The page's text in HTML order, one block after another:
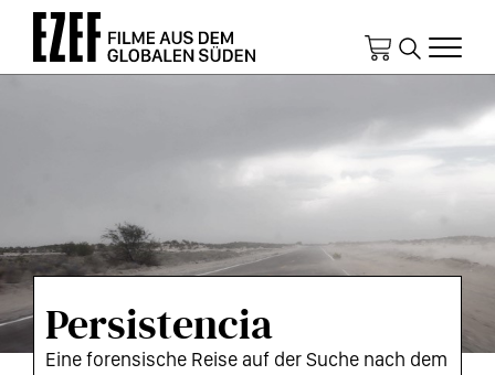
Direkt
Inhalt
Persistencia
Eine forensische Reise auf der Suche nach dem